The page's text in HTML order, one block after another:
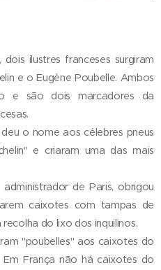
ilustres franceses surgiram
e o Eugène Poubelle. Ambos
e são dois marcadores da
o nome aos célebres pneus
e criaram uma das mais
de Paris, obrigou
caixotes com tampas de
do lixo dos inquilinos.
"poubelles" aos caixotes do
França não há caixotes do